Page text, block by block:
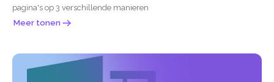
pagina's op 3 verschillende manieren
Meer tonen